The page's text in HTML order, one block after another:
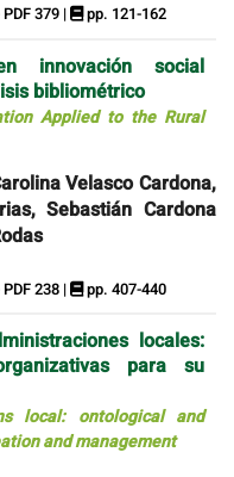
379 | pp. 121-162
innovación social
bibliométrico
Applied to the Rural
Velasco Cardona,
Sebastián Cardona
238 | pp. 407-440
locales:
para su
local: ontological and
and management